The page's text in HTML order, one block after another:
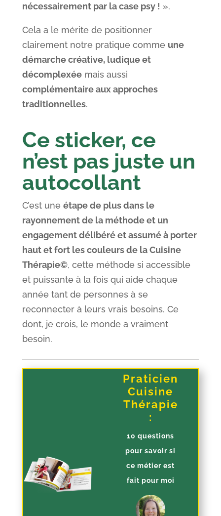
nécessairement par la case psy ! ».
Cela a le mérite de positionner
clairement notre pratique comme une
démarche créative, ludique et
décomplexéemais aussi
complémentaire aux approches
traditionnelles.
Ce sticker, ce
n’est pas juste un
autocollant
C’est une étape de plus dans le
rayonnement de la méthode et un
engagement délibéré et assumé à porter
haut et fort les couleurs de la Cuisine
Thérapie©, cette méthode si accessible
et puissante à la fois qui aide chaque
année tant de personnes à se
reconnecter à leurs vrais besoins. Ce
dont, je crois, le monde a vraiment
besoin.
Praticien
Cuisine
Thérapie
:
10 questions
pour savoir si
ce métier est
fait pour moi